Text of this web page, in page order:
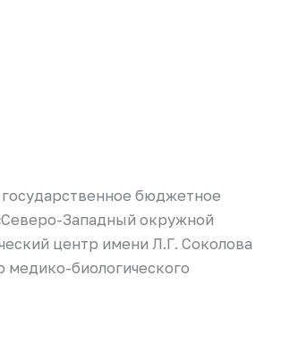
бюджетное
Западный окружной
центр имени Л.Г. Соколова
медико-биологического